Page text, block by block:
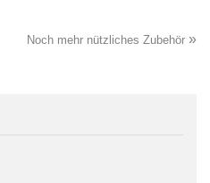
Noch mehr nützliches Zubehör »